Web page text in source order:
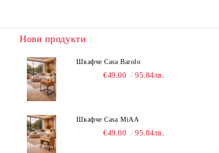
Нови продукти
Шкафче Casa Barolo
€49.00 95.84лв.
Шкафче Casa MiAA
€49.00 95.84лв.